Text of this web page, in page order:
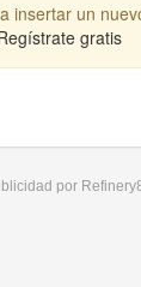
insertar un
gratis
por